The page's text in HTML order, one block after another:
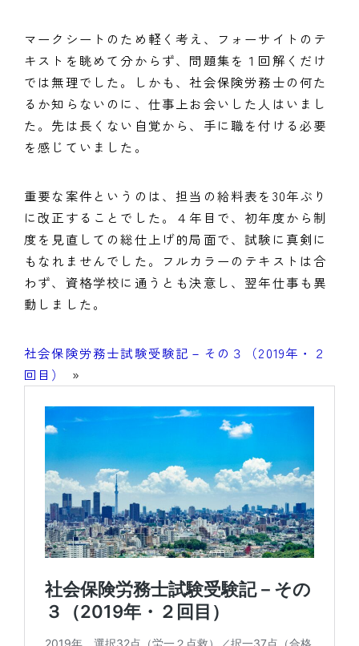
マークシートのため軽く考え、フォーサイトのテ
キストを眺めて分からず、問題集を１回解くだけ
では無理でした。しかも、社会保険労務士の何た
るか知らないのに、仕事上お会いした人はいまし
た。先は長くない自覚から、手に職を付ける必要
を感じていました。
重要な案件というのは、担当の給料表を30年ぶり
に改正することでした。４年目で、初年度から制
度を見直しての総仕上げ的局面で、試験に真剣に
もなれませんでした。フルカラーのテキストは合
わず、資格学校に通うとも決意し、翌年仕事も異
動しました。
社会保険労務士試験受験記－その３（2019年・２
回目）
»